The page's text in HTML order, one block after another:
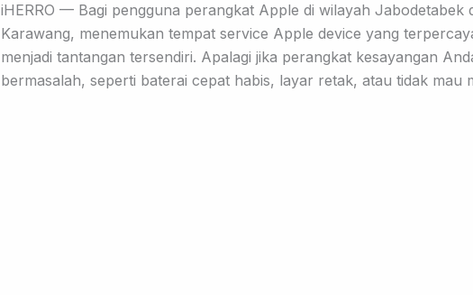
iHERRO — Bagi pengguna perangkat Apple di wilayah Jabodetabek
Karawang, menemukan tempat service Apple device yang
menjadi tantangan tersendiri. Apalagi jika perangkat kesayangan
bermasalah, seperti baterai cepat habis, layar retak, atau tidak mau